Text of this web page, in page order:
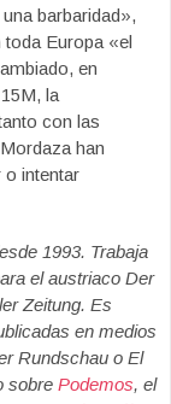
barbaridad»,
toda Europa «el
en
la
con las
han
o intentar
1993. Trabaja
el austriaco Der
Zeitung. Es
en medios
Rundschau o El
sobre Podemos, el